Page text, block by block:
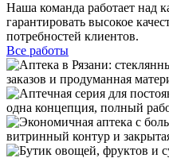
Наша команда работает над
гарантировать высокое
потребностей клиентов.
Все работы